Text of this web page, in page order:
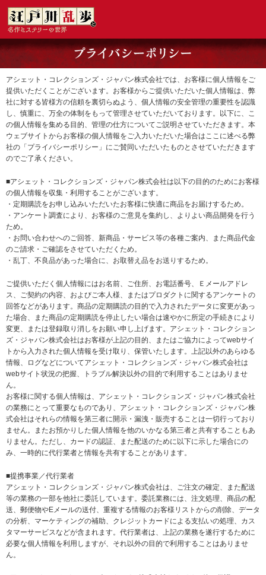
アシェット・コレクションズ・ジャパン株式会社では、お客様に個人情報をご
提供いただくことがございます。お客様からご提供いただいた個人情報は、弊
社に対する皆様方の信頼を裏切らぬよう、個人情報の安全管理の重要性を認識
し、慎重に、万全の体制をもって管理させていただいております。以下に、こ
の個人情報を集める目的、管理の仕方についてご説明させていただきます。本
ウェブサイトからお客様の個人情報をご入力いただいた場合はここに述べる弊
社の「プライバシーポリシー」にご賛同いただいたものとさせていただきます
のでご了承ください。
■アシェット・コレクションズ・ジャパン株式会社は以下の目的のためにお客様
の個人情報を収集・利用することがございます。
・定期購読をお申し込みいただいたお客様に快適に商品をお届けするため。
・アンケート調査により、お客様のご意見を集約し、よりよい商品開発を行う
ため。
・お問い合わせへのご回答、新商品・サービス等の各種ご案内、また商品代金
のご請求・ご確認をさせていただくため。
・乱丁、不良品があった場合に、お取替え品をお送りするため。
ご提供いただく個人情報にはお名前、ご住所、お電話番号、Ｅメールアドレ
ス、ご契約の内容、およびご本人様、またはプロダクトに関するアンケートの
回答などがあります。商品の定期購読の目的で入力されたデータに変更があっ
た場合、また商品の定期購読を停止したい場合は速やかに所定の手続きにより
変更、または登録取り消しをお願い申し上げます。アシェット・コレクション
ズ・ジャパン株式会社はお客様が上記の目的、またはご協力によってwebサイ
トから入力された個人情報を受け取り、保管いたします。上記以外のあらゆる
情報、ログなどについてアシェット・コレクションズ・ジャパン株式会社は
webサイト状況の把握、トラブル解決以外の目的で利用することはありませ
ん。
お客様に関する個人情報は、アシェット・コレクションズ・ジャパン株式会社
の業務にとって重要なものであり、アシェット・コレクションズ・ジャパン株
式会社はそれらの情報を第三者に開示・漏洩・販売することは一切行っており
ません。またお預かりした個人情報を他のいかなる第三者と共有することもあ
りません。ただし、カードの認証、また配送のために以下に示した場合にの
み、一時的に代行業者と情報を共有することがあります。
■提携事業／代行業者
アシェット・コレクションズ・ジャパン株式会社は、ご注文の確定、また配送
等の業務の一部を他社に委託しています。委託業務には、注文処理、商品の配
送、郵便物やEメールの送付、重複する情報のお客様リストからの削除、データ
の分析、マーケティングの補助、クレジットカードによる支払いの処理、カス
タマーサービスなどが含まれます。代行業者は、上記の業務を遂行するために
必要な個人情報を利用しますが、それ以外の目的で利用することはありませ
ん。